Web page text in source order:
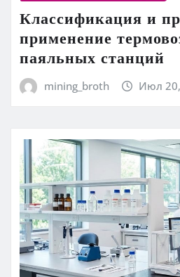
Классификация и
применение
паяльных станций
mining_broth Июл